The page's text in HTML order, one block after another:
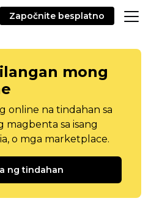
Započnite besplatno
mong
online na tindahan sa
sa isang
o mga marketplace.
ng tindahan